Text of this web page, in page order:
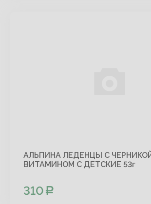
АЛЬПИНА ЛЕДЕНЦЫ С
ВИТАМИНОМ С ДЕТСКИЕ 53г
310